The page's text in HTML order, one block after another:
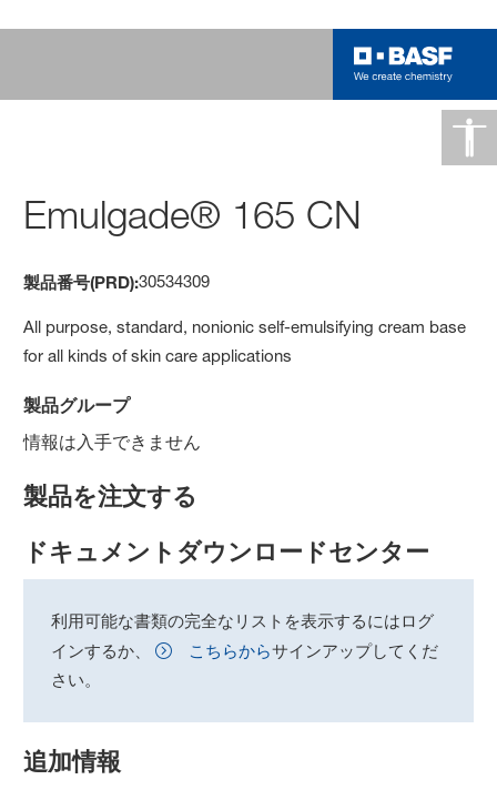
Emulgade® 165 CN
製品番号(PRD):30534309
All purpose, standard, nonionic self-emulsifying cream base
for all kinds of skin care applications
製品グループ
情報は入手できません
製品を注文する
ドキュメントダウンロードセンター
利用可能な書類の完全なリストを表示するにはログ
インするか、
こちらからサインアップしてくだ
さい。
追加情報